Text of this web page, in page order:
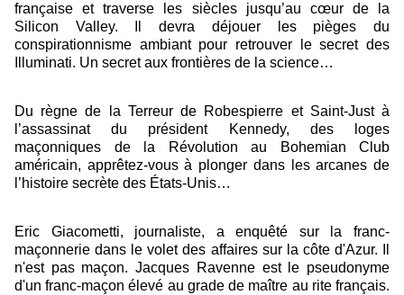
française et traverse les siècles jusqu’au cœur de la
Silicon Valley. Il devra déjouer les pièges du
conspirationnisme ambiant pour retrouver le secret des
Illuminati. Un secret aux frontières de la science…
Du règne de la Terreur de Robespierre et Saint-Just à
l’assassinat du président Kennedy, des loges
maçonniques de la Révolution au Bohemian Club
américain, apprêtez-vous à plonger dans les arcanes de
l’histoire secrète des États-Unis…
Eric Giacometti, journaliste, a enquêté sur la franc-
maçonnerie dans le volet des affaires sur la côte d'Azur. Il
n'est pas maçon. Jacques Ravenne est le pseudonyme
d'un franc-maçon élevé au grade de maître au rite français.